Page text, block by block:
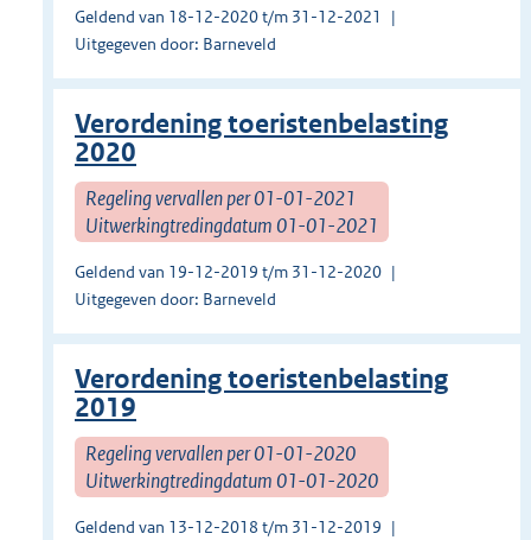
Geldend van 18-12-2020 t/m 31-12-2021
Uitgegeven door: Barneveld
Verordening toeristenbelasting
2020
Regeling vervallen per 01-01-2021
Uitwerkingtredingdatum 01-01-2021
Geldend van 19-12-2019 t/m 31-12-2020
Uitgegeven door: Barneveld
Verordening toeristenbelasting
2019
Regeling vervallen per 01-01-2020
Uitwerkingtredingdatum 01-01-2020
Geldend van 13-12-2018 t/m 31-12-2019